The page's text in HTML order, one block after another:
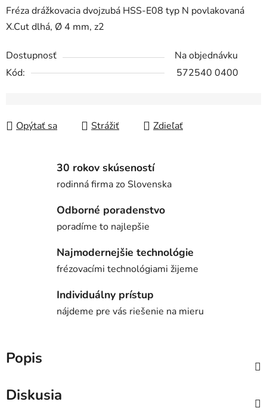
Fréza drážkovacia dvojzubá HSS-E08 typ N povlakovaná
X.Cut dlhá, Ø 4 mm, z2
Dostupnosť
Na objednávku
Kód:
572540 0400
Opýtať sa Strážiť Zdieľať
30 rokov skúseností
rodinná firma zo Slovenska
Odborné poradenstvo
poradíme to najlepšie
Najmodernejšie technológie
frézovacími technológiami žijeme
Individuálny prístup
nájdeme pre vás riešenie na mieru
Popis
Diskusia